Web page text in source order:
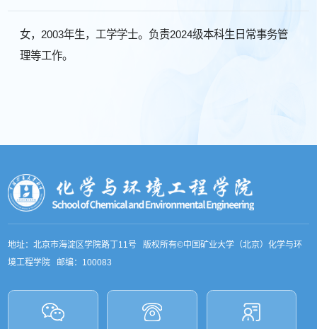
女，2003年生，工学学士。负责2024级本科生日常事务管
理等工作。
地址：北京市海淀区学院路丁11号 版权所有©中国矿业大学（北京）化学与环
境工程学院 邮编：100083